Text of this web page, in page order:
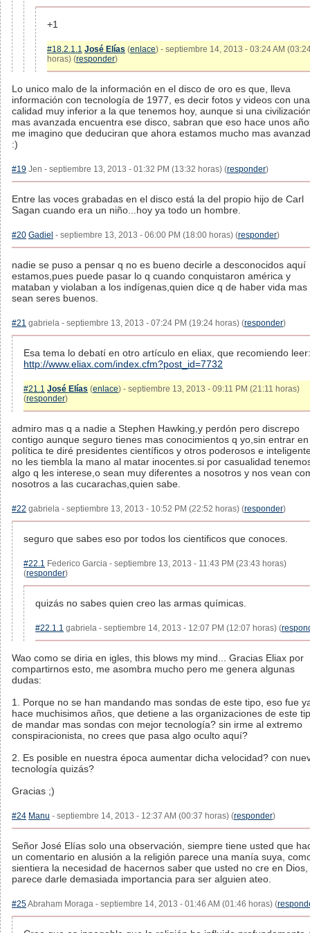
+1
#18.2.1.1 José Elías (enlace) - septiembre 14, 2013 - 03:24 AM
horas) (responder)
Lo unico malo de la información en el disco de oro es que, lleva
información con tecnología de 1977, es decir fotos y videos con una
calidad muy inferior a la que tenemos hoy, aunque si una
mas avanzada encuentra ese disco, sabran que eso hace unos
me imagino que deduciran que ahora estamos mucho mas
:)
#19 Jen - septiembre 13, 2013 - 01:32 PM (13:32 horas) (responder)
Entre las voces grabadas en el disco está la del propio hijo de Carl
Sagan cuando era un niño...hoy ya todo un hombre.
#20 Gadiel - septiembre 13, 2013 - 06:00 PM (18:00 horas) (responder)
nadie se puso a pensar q no es bueno decirle a desconocidos aquí
estamos,pues puede pasar lo q cuando conquistaron américa y
mataban y violaban a los indígenas,quien dice q de haber vida mas
sean seres buenos.
#21 gabriela - septiembre 13, 2013 - 07:24 PM (19:24 horas) (responder)
Esa tema lo debatí en otro artículo en eliax, que recomiendo leer:
http://www.eliax.com/index.cfm?post_id=7732
#21.1 José Elías (enlace) - septiembre 13, 2013 - 09:11 PM (21:11 horas)
(responder)
admiro mas q a nadie a Stephen Hawking,y perdón pero discrepo
contigo aunque seguro tienes mas conocimientos q yo,sin entrar en
política te diré presidentes científicos y otros poderosos e
no les tiembla la mano al matar inocentes.si por casualidad
algo q les interese,o sean muy diferentes a nosotros y nos vean
nosotros a las cucarachas,quien sabe.
#22 gabriela - septiembre 13, 2013 - 10:52 PM (22:52 horas) (responder)
seguro que sabes eso por todos los cientificos que conoces.
#22.1 Federico Garcia - septiembre 13, 2013 - 11:43 PM (23:43 horas)
(responder)
quizás no sabes quien creo las armas químicas.
#22.1.1 gabriela - septiembre 14, 2013 - 12:07 PM (12:07 horas) (
Wao como se diria en igles, this blows my mind... Gracias Eliax por
compartirnos esto, me asombra mucho pero me genera algunas
dudas:
1. Porque no se han mandando mas sondas de este tipo, eso fue
hace muchisimos años, que detiene a las organizaciones de este
de mandar mas sondas con mejor tecnología? sin irme al extremo
conspiracionista, no crees que pasa algo oculto aquí?
2. Es posible en nuestra época aumentar dicha velocidad? con
tecnología quizás?
Gracias ;)
#24 Manu - septiembre 14, 2013 - 12:37 AM (00:37 horas) (responder)
Señor José Elías solo una observación, siempre tiene usted que
un comentario en alusión a la religión parece una manía suya,
sientiera la necesidad de hacernos saber que usted no cre en Dios,
parece darle demasiada importancia para ser alguien ateo.
#25Abraham Moraga - septiembre 14, 2013 - 01:46 AM (01:46 horas) (